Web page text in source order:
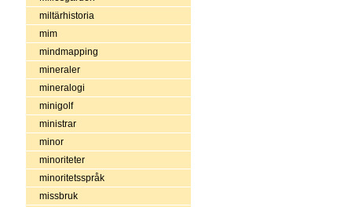
miltärhistoria
mim
mindmapping
mineraler
mineralogi
minigolf
ministrar
minor
minoriteter
minoritetsspråk
missbruk